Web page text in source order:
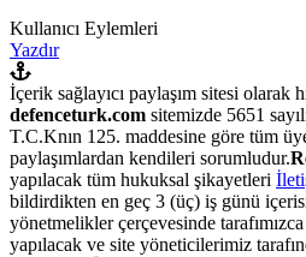
Kullanıcı Eylemleri
Yazdır
İçerik sağlayıcı paylaşım sitesi olarak
defenceturk.com sitemizde 5651
T.C.Knın 125. maddesine göre tüm
paylaşımlardan kendileri sorumludur.
yapılacak tüm hukuksal şikayetleri
bildirdikten en geç 3 (üç) iş günü
yönetmelikler çerçevesinde
yapılacak ve site yöneticilerimiz